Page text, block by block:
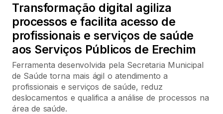
Transformação digital agiliza
processos e facilita acesso de
profissionais e serviços de saúde
aos Serviços Públicos de Erechim
Ferramenta desenvolvida pela Secretaria Municipal
de Saúde torna mais ágil o atendimento a
profissionais e serviços de saúde, reduz
deslocamentos e qualifica a análise de processos na
área de saúde.